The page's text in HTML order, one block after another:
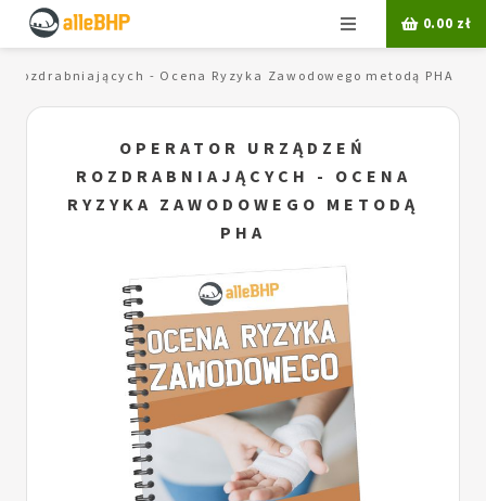
Menu 0.00 zł
rozdrabniających - Ocena Ryzyka Zawodowego metodą PHA
OPERATOR URZĄDZEŃ
ROZDRABNIAJĄCYCH - OCENA
RYZYKA ZAWODOWEGO METODĄ
PHA